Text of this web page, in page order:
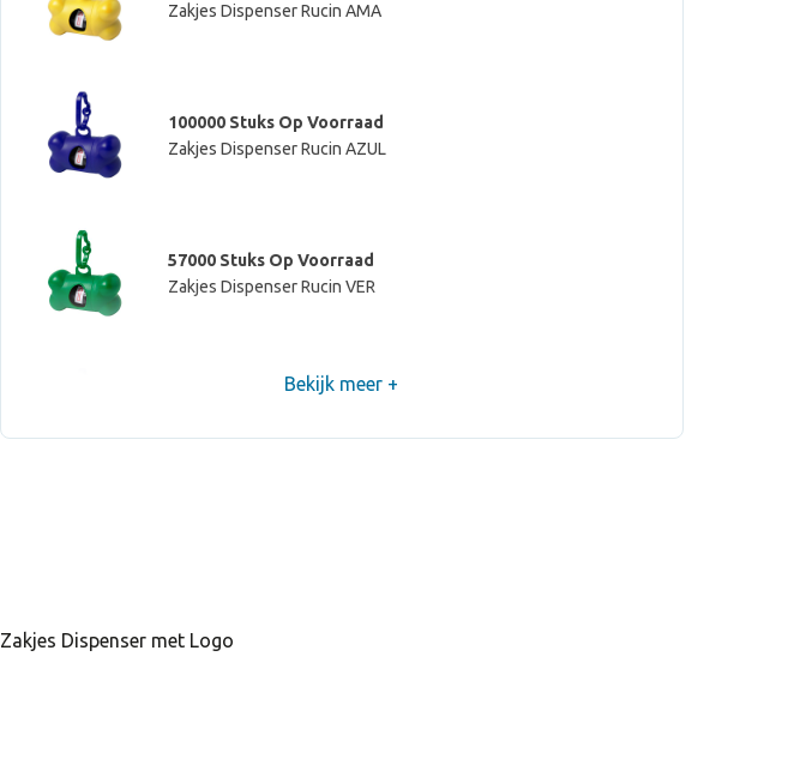
Zakjes Dispenser Rucin AMA
100000 Stuks Op Voorraad
Zakjes Dispenser Rucin AZUL
57000 Stuks Op Voorraad
Zakjes Dispenser Rucin VER
47000 Stuks Op Voorraad
Bekijk meer +
Zakjes Dispenser met Logo